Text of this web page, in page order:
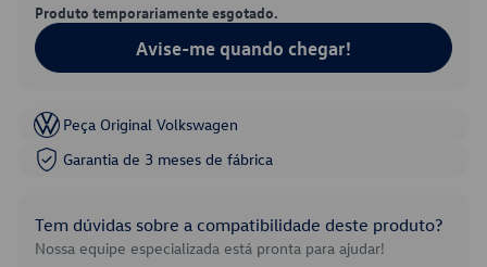
Produto temporariamente esgotado.
Avise-me quando chegar!
Peça Original Volkswagen
Garantia de 3 meses de fábrica
Tem dúvidas sobre a compatibilidade deste produto?
Nossa equipe especializada está pronta para ajudar!